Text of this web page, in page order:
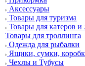
Аксессуары
Товары для туризма
Товары для катеров и
Товары для троллинга
Одежда для рыбалки
Ящики, сумки,
Чехлы и Тубусы